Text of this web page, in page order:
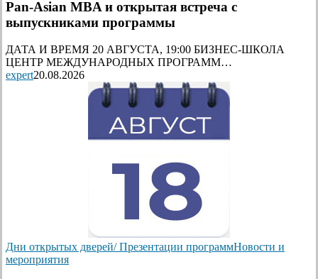
Pan-Asian MBA и открытая встреча с
выпускниками программы
ДАТА И ВРЕМЯ 20 АВГУСТА, 19:00 БИЗНЕС-ШКОЛА
ЦЕНТР МЕЖДУНАРОДНЫХ ПРОГРАММ…
expert20.08.2026
Дни открытых дверей/ Презентации программНовости и
мероприятия